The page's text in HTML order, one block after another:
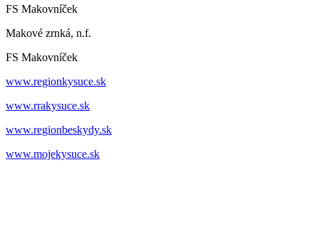
FS Makovníček
Makové zrnká, n.f.
FS Makovníček
www.regionkysuce.sk
www.rrakysuce.sk
www.regionbeskydy.sk
www.mojekysuce.sk